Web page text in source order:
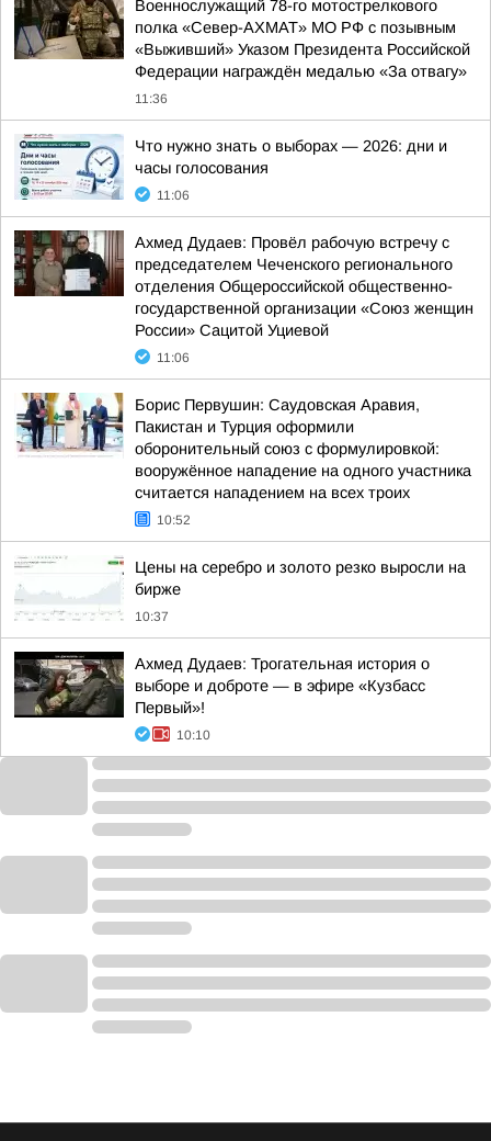
Военнослужащий 78-го мотострелкового
полка «Север-АХМАТ» МО РФ с позывным
«Выживший» Указом Президента Российской
Федерации награждён медалью «За отвагу»
11:36
Что нужно знать о выборах — 2026: дни и
часы голосования
11:06
Ахмед Дудаев: Провёл рабочую встречу с
председателем Чеченского регионального
отделения Общероссийской общественно-
государственной организации «Союз женщин
России» Сацитой Уциевой
11:06
Борис Первушин: Саудовская Аравия,
Пакистан и Турция оформили
оборонительный союз с формулировкой:
вооружённое нападение на одного участника
считается нападением на всех троих
10:52
Цены на серебро и золото резко выросли на
бирже
10:37
Ахмед Дудаев: Трогательная история о
выборе и доброте — в эфире «Кузбасс
Первый»!
10:10